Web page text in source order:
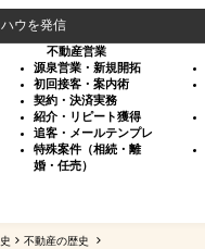
ウを発信
不動産営業
源泉営業・新規開拓
初回接客・案内術
契約・決済実務
紹介・リピート獲得
追客・メールテンプレ
特殊案件（相続・離
婚・任売）
不動産の歴史